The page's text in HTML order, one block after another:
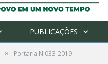
PUBLICAÇÕES
» Portaria N 033-2019